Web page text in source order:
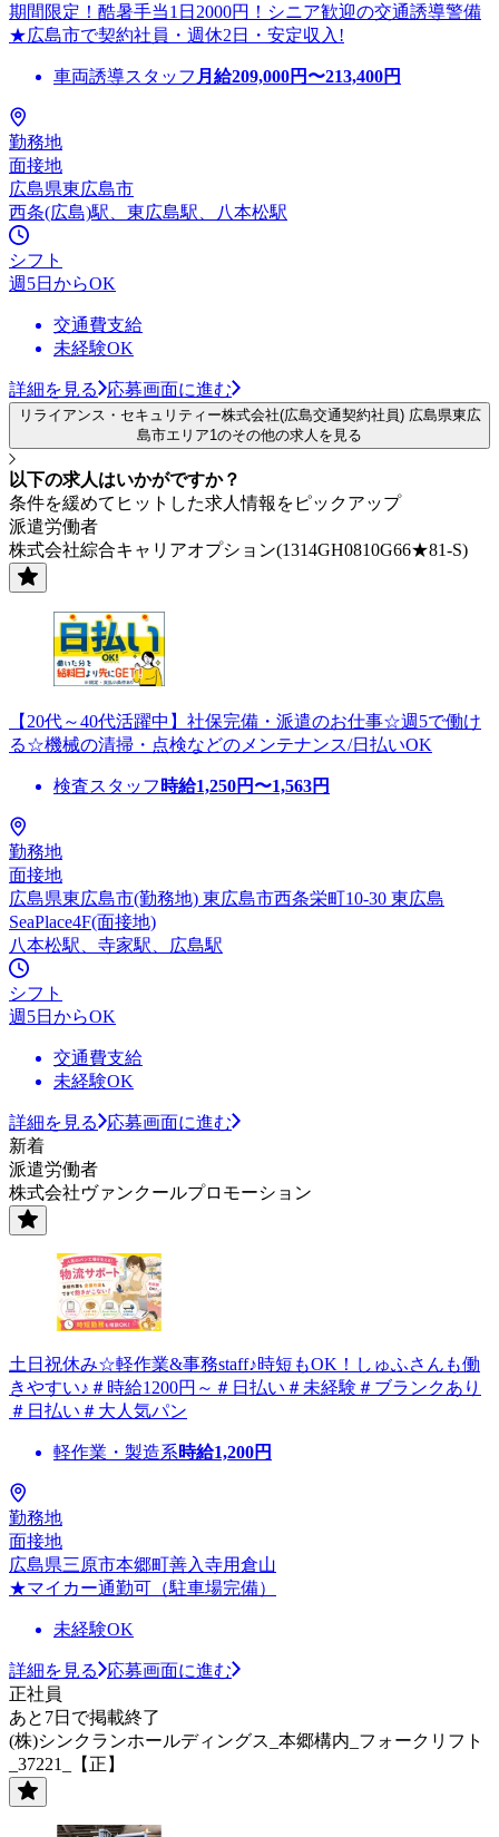
期間限定！酷暑手当1日2000円！シニア歓迎の交通誘導警備
★広島市で契約社員・週休2日・安定収入!
車両誘導スタッフ 月給209,000円〜213,400円
勤務地
面接地
広島県東広島市
西条(広島)駅、東広島駅、八本松駅
シフト
週5日からOK
交通費支給
未経験OK
詳細を見る 応募画面に進む
リライアンス・セキュリティー株式会社(広島交通契約社員) 広島県東広
島市エリア1のその他の求人を見る
以下の求人はいかがですか？
条件を緩めてヒットした求人情報をピックアップ
派遣労働者
株式会社綜合キャリアオプション(1314GH0810G66★81-S)
【20代～40代活躍中】社保完備・派遣のお仕事☆週5で働け
る☆機械の清掃・点検などのメンテナンス/日払いOK
検査スタッフ 時給1,250円〜1,563円
勤務地
面接地
広島県東広島市(勤務地) 東広島市西条栄町10-30 東広島
SeaPlace4F(面接地)
八本松駅、寺家駅、広島駅
シフト
週5日からOK
交通費支給
未経験OK
詳細を見る
応募画面に進む
新着
派遣労働者
株式会社ヴァンクールプロモーション
土日祝休み☆軽作業&事務staff♪時短もOK！しゅふさんも働
きやすい♪＃時給1200円～＃日払い＃未経験＃ブランクあり
＃日払い＃大人気パン
軽作業・製造系時給1,200円
勤務地
面接地
広島県三原市本郷町善入寺用倉山
★マイカー通勤可（駐車場完備）
未経験OK
詳細を見る
応募画面に進む
正社員
あと7日で掲載終了
(株)シンクランホールディングス_本郷構内_フォークリフト
_37221_【正】